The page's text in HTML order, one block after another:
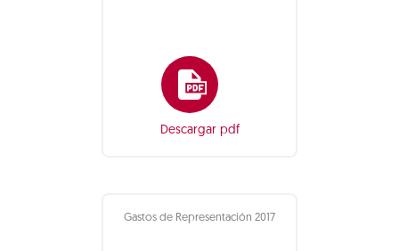
Descargar pdf
Gastos de Representación 2017